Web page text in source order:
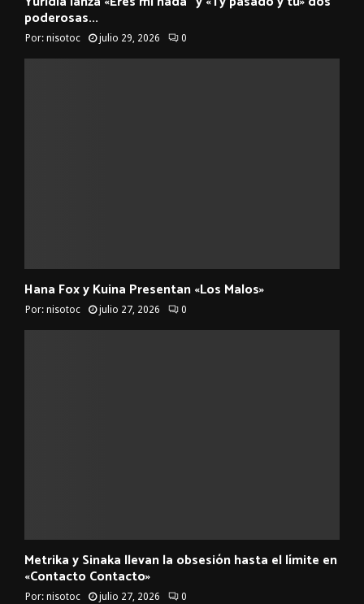
poderosas...
Por: nisotoc julio 29, 2026 0
Hana Fox y Kuina Presentan «Los Malos»
Por: nisotoc julio 27, 2026 0
Metrika y Sinaka llevan la obsesión hasta el límite en
«Contacto Contacto»
Por: nisotoc julio 27, 2026 0